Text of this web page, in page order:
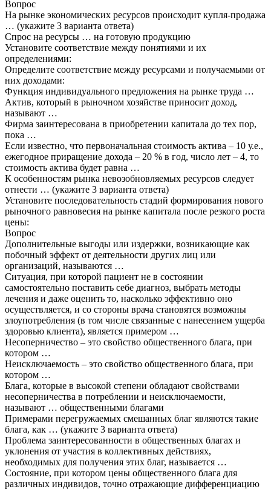
Вопрос
На рынке экономических ресурсов происходит купля-продажа
… (укажите 3 варианта ответа)
Спрос на ресурсы … на готовую продукцию
Установите соответствие между понятиями и их
определениями:
Определите соответствие между ресурсами и получаемыми от
них доходами:
Функция индивидуального предложения на рынке труда …
Актив, который в рыночном хозяйстве приносит доход,
называют …
Фирма заинтересована в приобретении капитала до тех пор,
пока …
Если известно, что первоначальная стоимость актива – 10 у.е.,
ежегодное приращение дохода – 20 % в год, число лет – 4, то
стоимость актива будет равна …
К особенностям рынка невозобновляемых ресурсов следует
отнести … (укажите 3 варианта ответа)
Установите последовательность стадий формирования нового
рыночного равновесия на рынке капитала после резкого роста
цены:
Вопрос
Дополнительные выгоды или издержки, возникающие как
побочный эффект от деятельности других лиц или
организаций, называются …
Ситуация, при которой пациент не в состоянии
самостоятельно поставить себе диагноз, выбрать методы
лечения и даже оценить то, насколько эффективно оно
осуществляется, и со стороны врача становятся возможны
злоупотребления (в том числе связанные с нанесением ущерба
здоровью клиента), является примером …
Несоперничество – это свойство общественного блага, при
котором …
Неисключаемость – это свойство общественного блага, при
котором …
Блага, которые в высокой степени обладают свойствами
несоперничества в потреблении и неисключаемости,
называют … общественными благами
Примерами перегружаемых смешанных благ являются такие
блага, как … (укажите 3 варианта ответа)
Проблема заинтересованности в общественных благах и
уклонения от участия в коллективных действиях,
необходимых для получения этих благ, называется …
Состояние, при котором цены общественного блага для
различных индивидов, точно отражающие дифференциацию